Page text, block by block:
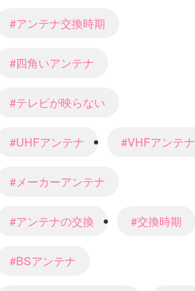
#アンテナ交換時期
#四角いアンテナ
#テレビが映らない
#UHFアンテナ #VHFアンテナ
#メーカーアンテナ
#アンテナの交換 #交換時期
#BSアンテナ